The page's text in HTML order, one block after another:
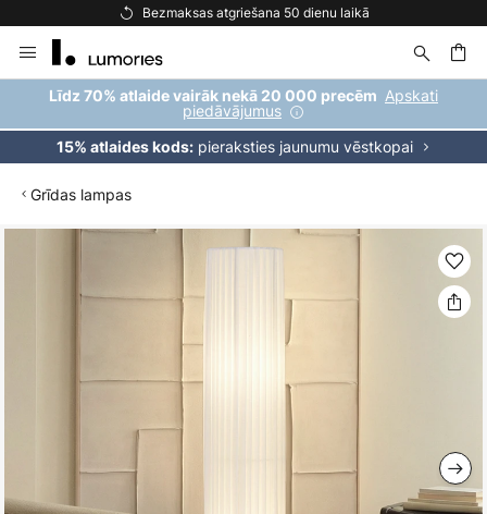
Bezmaksas atgriešana 50 dienu laikā
to
Content
Līdz 70% atlaide vairāk nekā 20 000 precēm Apskati
piedāvājumus
15% atlaides kods:pieraksties jaunumu vēstkopai
Grīdas lampas